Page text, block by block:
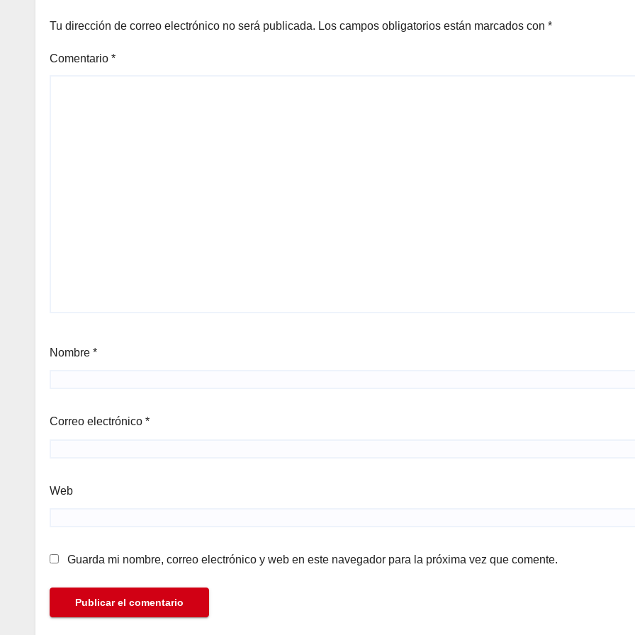
Tu dirección de correo electrónico no será publicada. Los campos obligatorios están marcados con *
Comentario *
Nombre *
Correo electrónico *
Web
Guarda mi nombre, correo electrónico y web en este navegador para la próxima vez que comente.